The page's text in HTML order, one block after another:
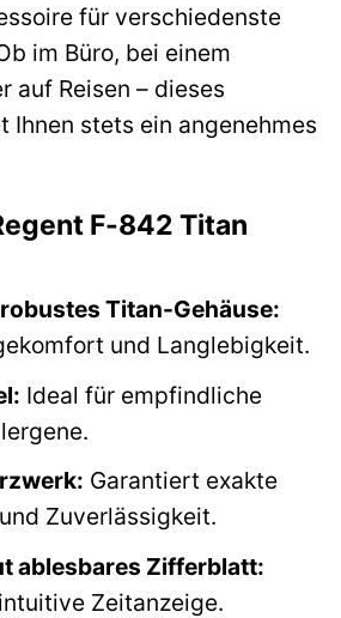
für verschiedenste
im Büro, bei einem
auf Reisen – dieses
Ihnen stets ein angenehmes
F-842 Titan
Titan-Gehäuse:
und Langlebigkeit.
Ideal für empfindliche
Garantiert exakte
Zuverlässigkeit.
ablesbares Zifferblatt:
Zeitanzeige.